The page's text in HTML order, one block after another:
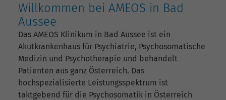
Willkommen bei AMEOS in Bad
Aussee
Das AMEOS Klinikum in Bad Aussee ist ein
Akutkrankenhaus für Psychiatrie, Psychosomatische
Medizin und Psychotherapie und behandelt
Patienten aus ganz Österreich. Das
hochspezialisierte Leistungsspektrum ist
taktgebend für die Psychosomatik in Österreich